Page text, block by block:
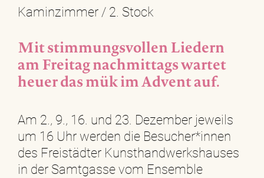
Kaminzimmer / 2. Stock
Mit stimmungsvollen Liedern
am Freitag nachmittags wartet
heuer das mük im Advent auf.
Am 2., 9., 16. und 23. Dezember jeweils
um 16 Uhr werden die Besucher*innen
des Freistädter Kunsthandwerkshauses
in der Samtgasse vom Ensemble